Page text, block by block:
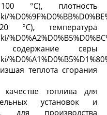
°C), плотность
°C), температура
содержание серы
теплота сгорания
топлива для
установок и
для производства